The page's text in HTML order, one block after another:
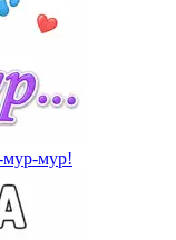
мур-мур!